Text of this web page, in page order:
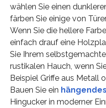
wählen Sie einen
färben Sie einige von
Wenn Sie die hellere
einfach drauf eine
Sie Ihrem
rustikalen Hauch, wenn
Beispiel Griffe aus Metall
Bauen Sie ein
Hingucker in moderner